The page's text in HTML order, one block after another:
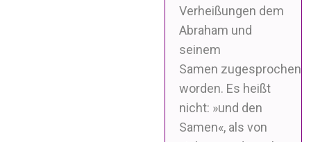
Verheißungen dem
Abraham und
seinem
Samen zugesprochen
worden. Es heißt
nicht: »und den
Samen«, als von